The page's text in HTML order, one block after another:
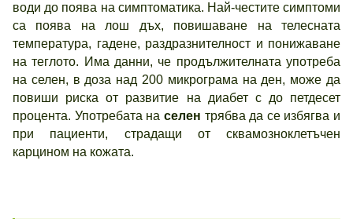
води до поява на симптоматика. Най-честите симптоми
са поява на лош дъх, повишаване на телесната
температура, гадене, раздразнителност и понижаване
на теглото. Има данни, че продължителната употреба
на селен, в доза над 200 микрограма на ден, може да
повиши риска от развитие на диабет с до петдесет
процента. Употребата на селен трябва да се избягва и
при пациенти, страдащи от сквамозноклетъчен
карцином на кожата.